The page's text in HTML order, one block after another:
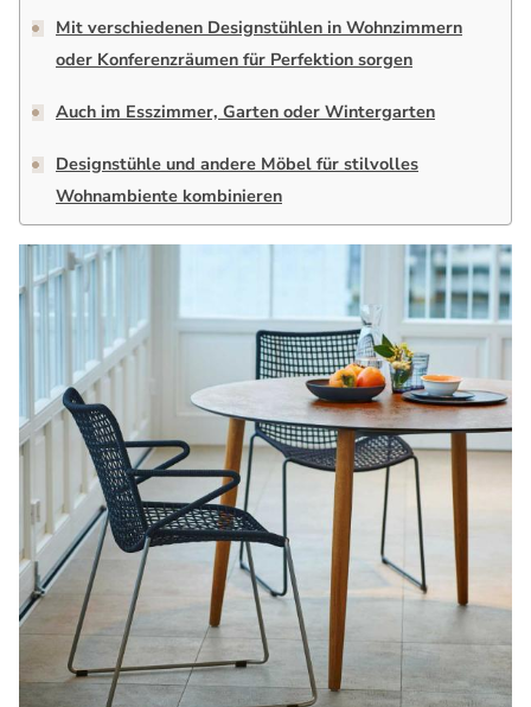
Mit verschiedenen Designstühlen in Wohnzimmern
oder Konferenzräumen für Perfektion sorgen
Auch im Esszimmer, Garten oder Wintergarten
Designstühle und andere Möbel für stilvolles
Wohnambiente kombinieren